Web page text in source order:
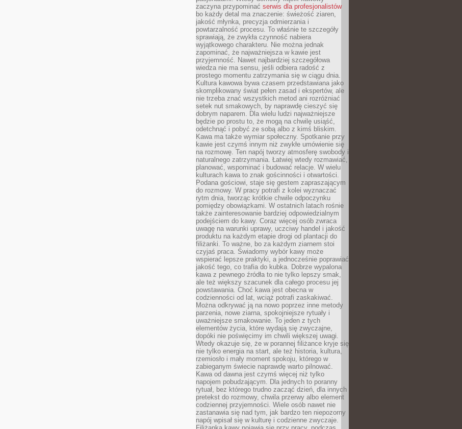
zaczyna przypominać serwis dla profesjonalistów
bo każdy detal ma znaczenie: świeżość ziaren,
jakość młynka, precyzja odmierzania i
powtarzalność procesu. To właśnie te szczegóły
sprawiają, że zwykła czynność nabiera
wyjątkowego charakteru. Nie można jednak
zapominać, że najważniejsza w kawie jest
przyjemność. Nawet najbardziej szczegółowa
wiedza nie ma sensu, jeśli odbiera radość z
prostego momentu zatrzymania się w ciągu dnia.
Kultura kawowa bywa czasem przedstawiana jako
skomplikowany świat pełen zasad i ekspertów, ale
nie trzeba znać wszystkich metod ani rozróżniać
setek nut smakowych, by naprawdę cieszyć się
dobrym naparem. Dla wielu ludzi najważniejsze
będzie po prostu to, że mogą na chwilę usiąść,
odetchnąć i pobyć ze sobą albo z kimś bliskim.
Kawa ma także wymiar społeczny. Spotkanie przy
kawie jest czymś innym niż zwykłe umówienie się
na rozmowę. Ten napój tworzy atmosferę swobody i
naturalnego zatrzymania. Łatwiej wtedy rozmawiać,
planować, wspominać i budować relacje. W wielu
kulturach kawa to znak gościnności i otwartości.
Podana gościowi, staje się gestem zapraszającym
do rozmowy. W pracy potrafi z kolei wyznaczać
rytm dnia, tworząc krótkie chwile odpoczynku
pomiędzy obowiązkami. W ostatnich latach rośnie
także zainteresowanie bardziej odpowiedzialnym
podejściem do kawy. Coraz więcej osób zwraca
uwagę na warunki uprawy, uczciwy handel i jakość
produktu na każdym etapie drogi od plantacji do
filiżanki. To ważne, bo za każdym ziarnem stoi
czyjaś praca. Świadomy wybór kawy może
wspierać lepsze praktyki, a jednocześnie poprawiać
jakość tego, co trafia do kubka. Dobrze wypalona
kawa z pewnego źródła to nie tylko lepszy smak,
ale też większy szacunek dla całego procesu jej
powstawania. Choć kawa jest obecna w
codzienności od lat, wciąż potrafi zaskakiwać.
Można odkrywać ją na nowo poprzez inne metody
parzenia, nowe ziarna, spokojniejsze rytuały i
uważniejsze smakowanie. To jeden z tych
elementów życia, które wydają się zwyczajne,
dopóki nie poświęcimy im chwili większej uwagi.
Wtedy okazuje się, że w porannej filiżance kryje się
nie tylko energia na start, ale też historia, kultura,
rzemiosło i mały moment spokoju, którego w
zabieganym świecie naprawdę warto pilnować.
Kawa od dawna jest czymś więcej niż tylko
napojem pobudzającym. Dla jednych to poranny
rytuał, bez którego trudno zacząć dzień, dla innych
pretekst do rozmowy, chwila przerwy albo element
codziennej przyjemności. Wiele osób nawet nie
zastanawia się nad tym, jak bardzo ten niepozorny
napój wpisał się w kulturę i codzienne zwyczaje.